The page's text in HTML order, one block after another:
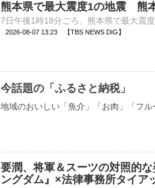
熊本県で最大震度1の地震 熊
2026-08-07 13:23 【TBS NEWS DIG】
今話題の「ふるさと納税」
地域のおいしい「魚介」「お肉」「フル
要潤、将軍＆スーツの対照的
ングダム』×法律事務所タイア